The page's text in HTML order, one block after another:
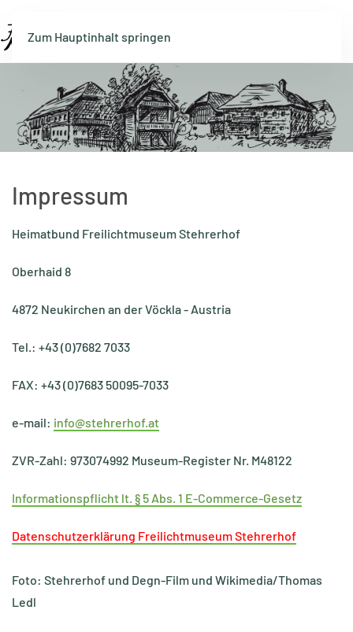
Zum Hauptinhalt springen
Impressum
Heimatbund Freilichtmuseum Stehrerhof
Oberhaid 8
4872 Neukirchen an der Vöckla - Austria
Tel.: +43 (0)7682 7033
FAX: +43 (0)7683 50095-7033
e-mail: info@stehrerhof.at
ZVR-Zahl: 973074992 Museum-Register Nr. M48122
Informationspflicht lt. § 5 Abs. 1 E-Commerce-Gesetz
Datenschutzerklärung Freilichtmuseum Stehrerhof
Foto: Stehrerhof und Degn-Film und Wikimedia/Thomas
Ledl